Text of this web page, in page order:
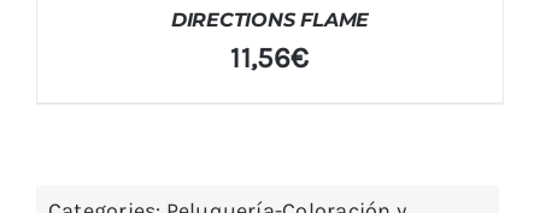
DIRECTIONS FLAME
11,56€